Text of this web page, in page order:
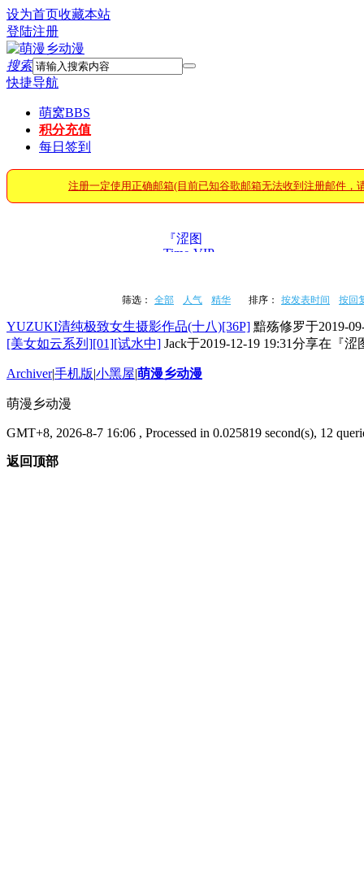
设为首页收藏本站
登陆注册
搜索
快捷导航
萌窝BBS
积分充值
每日签到
注册一定使用正确邮箱(目前已知谷歌邮箱无法收到注册邮件，
『涩图
Time·VIP』
筛选： 全部 人气 精华 排序： 按发表时间 按回
YUZUKI清纯极致女生摄影作品(十八)[36P] 黯殇修罗于2019-
[美女如云系列][01][试水中] Jack于2019-12-19 19:31分享在 『涩
Archiver|手机版|小黑屋|萌漫乡动漫
萌漫乡动漫
GMT+8, 2026-8-7 16:06 , Processed in 0.025819 second(s), 12
返回顶部